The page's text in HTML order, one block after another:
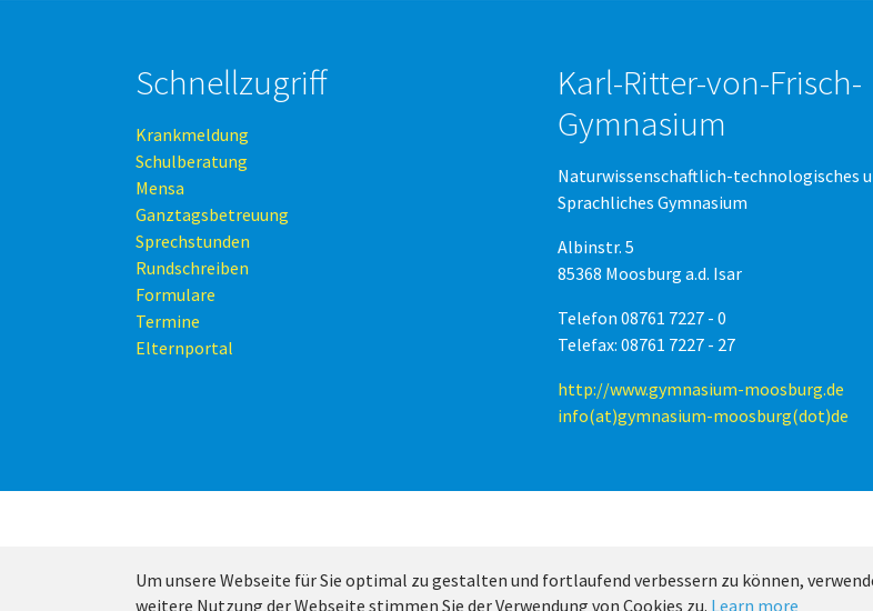
Um unsere Webseite für Sie optimal zu gestalten und fortlaufend verbessern zu können,
weitere Nutzung der Webseite stimmen Sie der Verwendung von Cookies zu. Learn more
Schnellzugriff
Krankmeldung
Schulberatung
Mensa
Ganztagsbetreuung
Sprechstunden
Rundschreiben
Formulare
Termine
Elternportal
Karl-Ritter-von-Frisch-
Gymnasium
Naturwissenschaftlich-technologisches
Sprachliches Gymnasium
Albinstr. 5
85368 Moosburg a.d. Isar
Telefon 08761 7227 - 0
Telefax: 08761 7227 - 27
http://www.gymnasium-moosburg.de
info(at)gymnasium-moosburg(dot)de